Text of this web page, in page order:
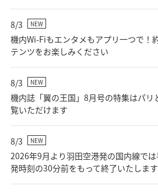
8/3 NEW
機内Wi-Fiもエンタメもアプリ一つで！
テンツをお楽しみください
8/3 NEW
機内誌「翼の王国」8月号の特集はパリ
覧いただけます
8/3 NEW
2026年9月より羽田空港発の国内線で
発時刻の30分前をもって終了いたします